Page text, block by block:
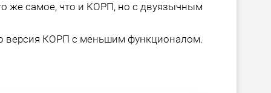
же самое, что и КОРП, но с двуязычным
версия КОРП с меньшим функционалом.